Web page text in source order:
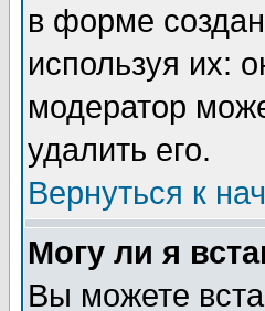
в форме
используя их:
модератор
удалить его.
Вернуться к
Могу ли я
Вы можете